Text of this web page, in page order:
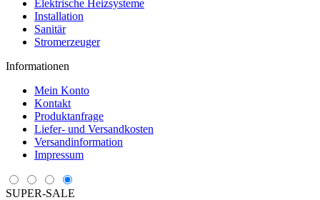
Elektrische Heizsysteme
Installation
Sanitär
Stromerzeuger
Informationen
Mein Konto
Kontakt
Produktanfrage
Liefer- und Versandkosten
Versandinformation
Impressum
SUPER-SALE